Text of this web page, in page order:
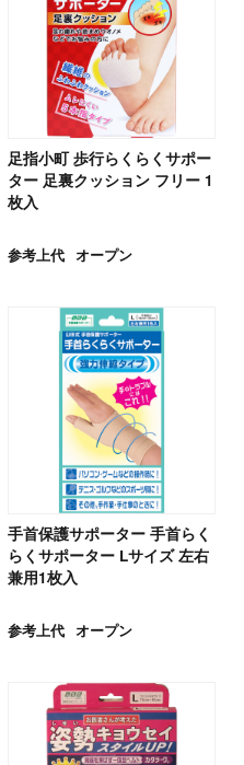
足指小町 歩行らくらくサポー
ター 足裏クッション フリー 1
枚入
参考上代 オープン
手首保護サポーター 手首らく
らくサポーター Lサイズ 左右
兼用1枚入
参考上代 オープン